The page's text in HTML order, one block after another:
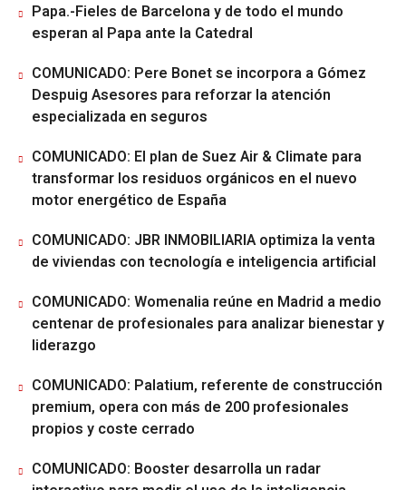
Papa.-Fieles de Barcelona y de todo el mundo
esperan al Papa ante la Catedral
COMUNICADO: Pere Bonet se incorpora a Gómez
Despuig Asesores para reforzar la atención
especializada en seguros
COMUNICADO: El plan de Suez Air & Climate para
transformar los residuos orgánicos en el nuevo
motor energético de España
COMUNICADO: JBR INMOBILIARIA optimiza la venta
de viviendas con tecnología e inteligencia artificial
COMUNICADO: Womenalia reúne en Madrid a medio
centenar de profesionales para analizar bienestar y
liderazgo
COMUNICADO: Palatium, referente de construcción
premium, opera con más de 200 profesionales
propios y coste cerrado
COMUNICADO: Booster desarrolla un radar